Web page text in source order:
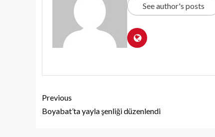
See author's posts
Previous
Boyabat’ta yayla şenliği düzenlendi